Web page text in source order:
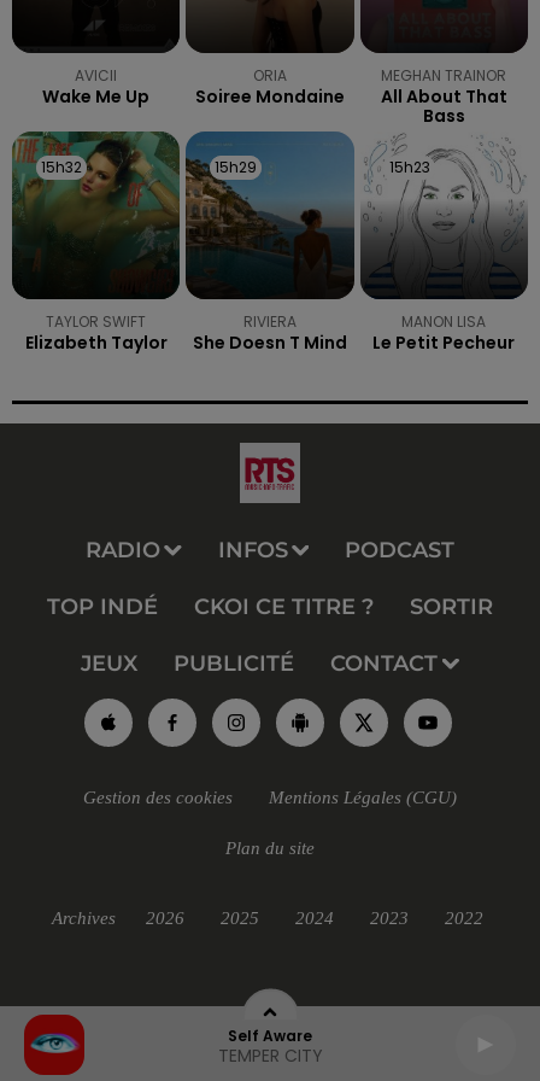
Self Aware
TEMPER CITY
AVICII
Wake Me Up
ORIA
Soiree Mondaine
MEGHAN TRAINOR
All About That
Bass
15h32
15h32
TAYLOR SWIFT
Elizabeth Taylor
15h29
15h29
RIVIERA
She Doesn T Mind
15h23
15h23
MANON LISA
Le Petit Pecheur
RADIO INFOS PODCAST
TOP INDÉ CKOI CE TITRE ? SORTIR
JEUX PUBLICITÉ CONTACT
Gestion des cookies Mentions Légales (CGU)
Plan du site
Archives 2026 2025 2024 2023 2022